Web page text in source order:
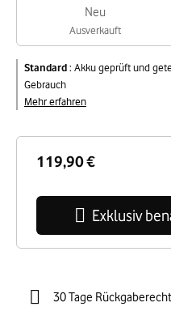
119,90 €
Exklusiv
Neu
Ausverkauft
Standard: Akku geprüft und
Gebrauch
Mehr erfahren
30 Tage Rückgaberecht